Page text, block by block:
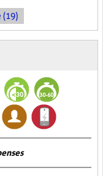
(19)